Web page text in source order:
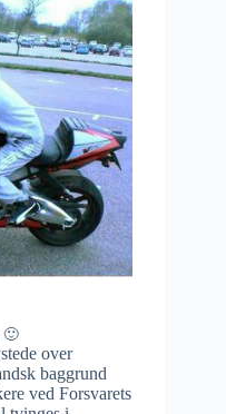
🙂
over
baggrund
ved Forsvarets